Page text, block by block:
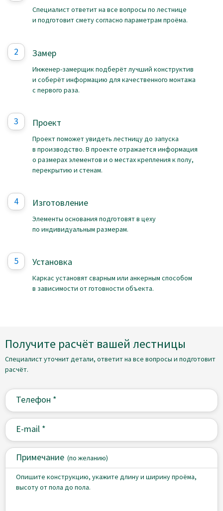
Специалист ответит на все вопросы по лестнице
и подготовит смету согласно параметрам проёма.
Замер
Инженер-замерщик подберёт лучший конструктив
и соберёт информацию для качественного монтажа
с первого раза.
Проект
Проект поможет увидеть лестницу до запуска
в производство. В проекте отражается информация
о размерах элементов и о местах крепления к полу,
перекрытию и стенам.
Изготовление
Элементы основания подготовят в цеху
по индивидуальным размерам.
Установка
Каркас установят сварным или анкерным способом
в зависимости от готовности объекта.
Получите расчёт вашей лестницы
Специалист уточнит детали, ответит на все вопросы и подготовит
расчёт.
Примечание (по желанию)